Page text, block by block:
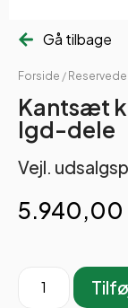
Gå tilbage
Forside /
Kantsæt
lgd-dele
Vejl.
5.940,00